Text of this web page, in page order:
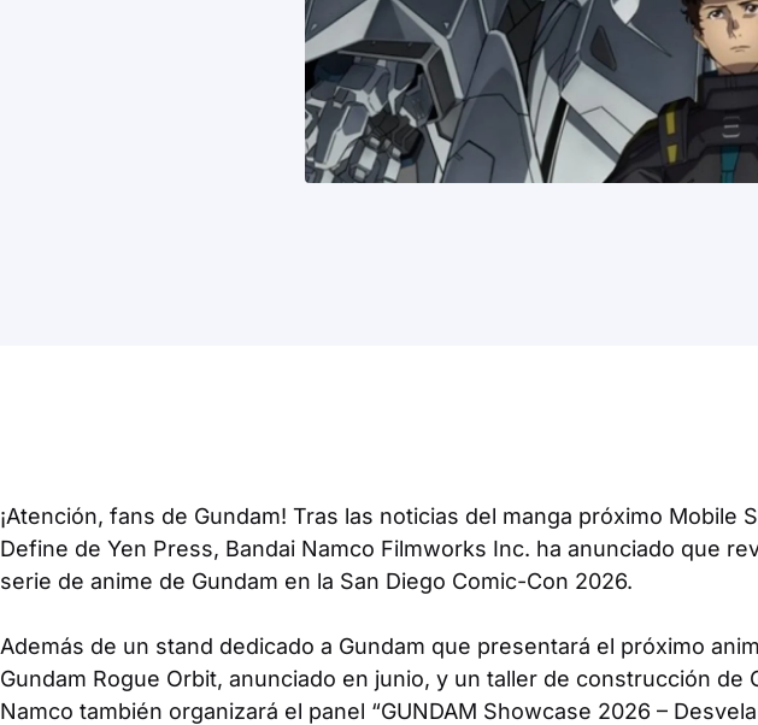
¡Atención, fans de Gundam! Tras las noticias del manga próximo Mobile
Define de Yen Press, Bandai Namco Filmworks Inc. ha anunciado que
serie de anime de Gundam en la San Diego Comic-Con 2026.
Además de un stand dedicado a Gundam que presentará el próximo
Gundam Rogue Orbit, anunciado en junio, y un taller de construcción de
Namco también organizará el panel “GUNDAM Showcase 2026 –